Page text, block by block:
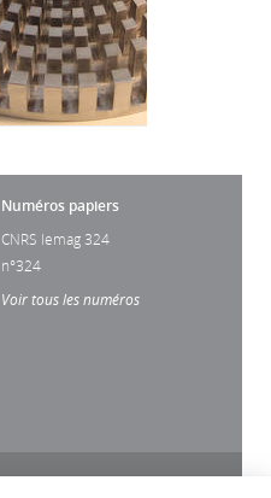
Numéros papiers
CNRS lemag 324
n°324
Voir tous les numéros